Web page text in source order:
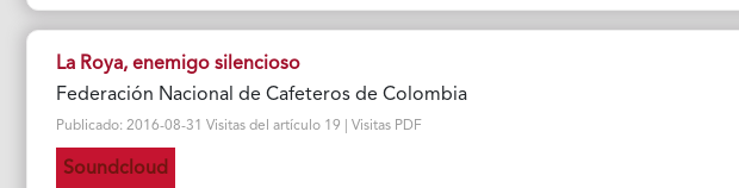
La Roya, enemigo silencioso
Federación Nacional de Cafeteros de Colombia
Publicado: 2016-08-31 Visitas del artículo 19 | Visitas PDF
Soundcloud